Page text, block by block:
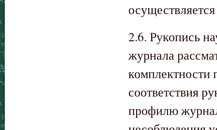
2.6. Рукопись
журнала
комплектности
соответствия
профилю